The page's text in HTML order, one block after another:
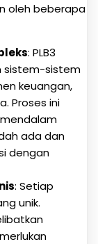
oleh beberapa
: PLB3
sistem-sistem
keuangan,
Proses ini
ada dan
dengan
: Setiap
unik.